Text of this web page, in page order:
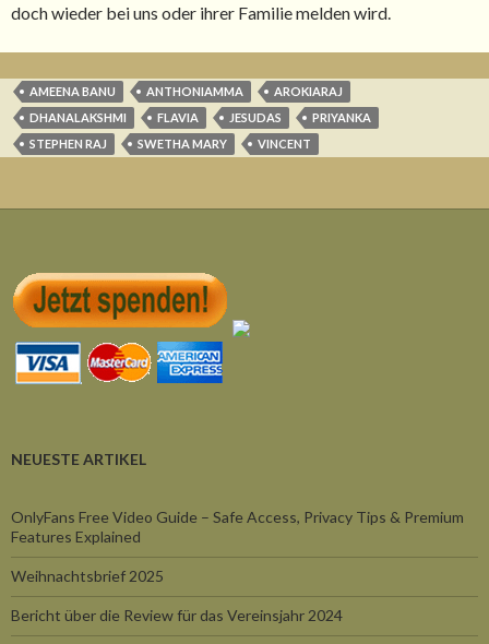
doch wieder bei uns oder ihrer Familie melden wird.
AMEENA BANU ANTHONIAMMA
AROKIARAJ
DHANALAKSHMI
FLAVIA JESUDAS
PRIYANKA
STEPHEN RAJ
SWETHA MARY VINCENT
NEUESTE ARTIKEL
OnlyFans Free Video Guide – Safe Access, Privacy Tips & Premium
Features Explained
Weihnachtsbrief 2025
Bericht über die Review für das Vereinsjahr 2024